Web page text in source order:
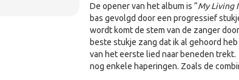
De opener van het album is “My Living
bas gevolgd door een progressief
wordt komt de stem van de zanger
beste stukje zang dat ik al gehoord
van het eerste lied naar beneden
nog enkele haperingen. Zoals de